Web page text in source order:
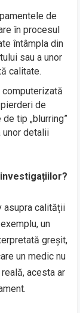
de
în procesul
întâmpla din
sau a unor
calitate.
computerizată
de
tip „blurring”
unor detalii
asupra calității
un
greșit,
un medic nu
acesta ar